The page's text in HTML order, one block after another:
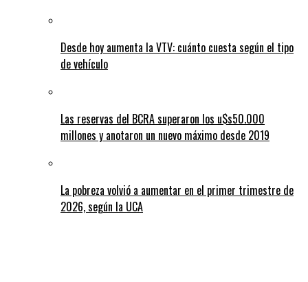
Desde hoy aumenta la VTV: cuánto cuesta según el tipo
de vehículo
Las reservas del BCRA superaron los u$s50.000
millones y anotaron un nuevo máximo desde 2019
La pobreza volvió a aumentar en el primer trimestre de
2026, según la UCA